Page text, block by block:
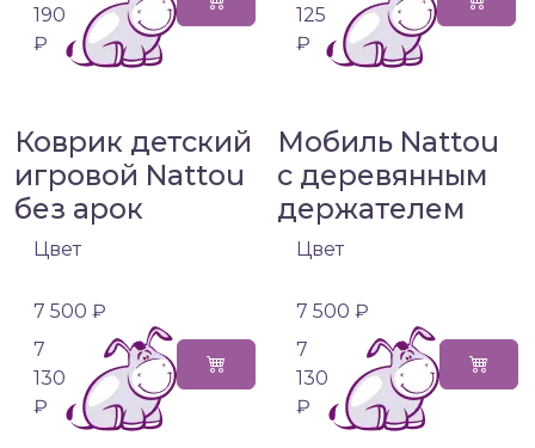
190
₽
125
₽
Коврик детский
игровой Nattou
без арок
Цвет
7 500 ₽
7
130
₽
Мобиль Nattou
с деревянным
держателем
Цвет
7 500 ₽
7
130
₽